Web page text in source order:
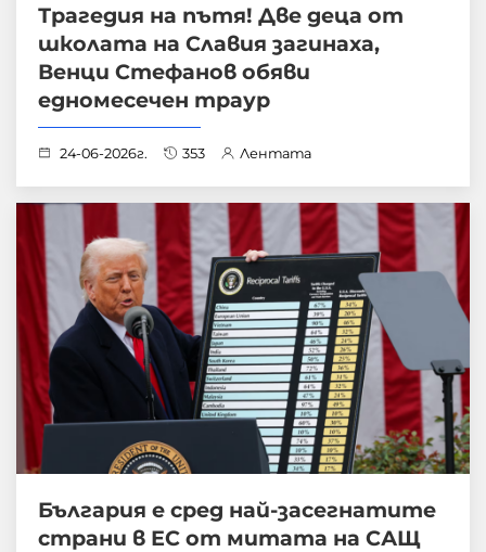
Трагедия на пътя! Две деца от
школата на Славия загинаха,
Венци Стефанов обяви
едномесечен траур
24-06-2026г. 353 Лентата
България е сред най-засегнатите
страни в ЕС от митата на САЩ